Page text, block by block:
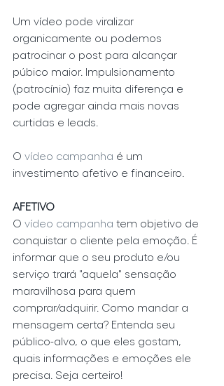
Um vídeo pode viralizar
organicamente ou podemos
patrocinar o post para alcançar
púbico maior. Impulsionamento
(patrocínio) faz muita diferença e
pode agregar ainda mais novas
curtidas e leads.
O vídeo campanha é um
investimento afetivo e financeiro.
AFETIVO
O vídeo campanha tem objetivo de
conquistar o cliente pela emoção. É
informar que o seu produto e/ou
serviço trará "aquela" sensação
maravilhosa para quem
comprar/adquirir. Como mandar a
mensagem certa? Entenda seu
público-alvo, o que eles gostam,
quais informações e emoções ele
precisa. Seja certeiro!